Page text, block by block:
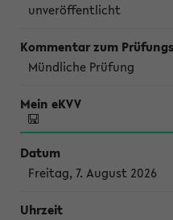
unveröffentlicht
Mündliche Prüfung
Freitag, 7. August 2026